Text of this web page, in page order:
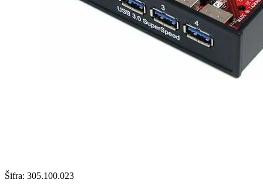
Šifra: 305.100.023